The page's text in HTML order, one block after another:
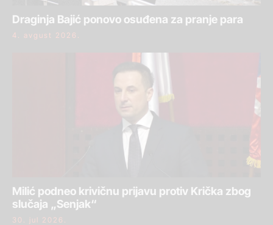
Draginja Bajić ponovo osuđena za pranje para
4. avgust 2026.
Milić podneo krivičnu prijavu protiv Krička zbog
slučaja „Senjak“
30. jul 2026.